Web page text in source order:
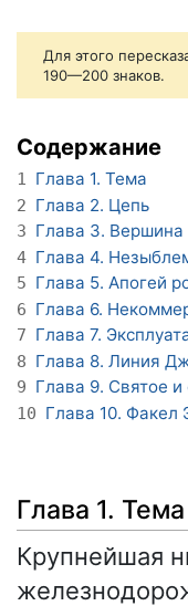
Для этого
190—200 знаков.
Содержание
1 Глава 1. Тема
2 Глава 2. Цепь
3 Глава 3. Вершина
4 Глава 4.
5 Глава 5. Апогей
6 Глава 6.
7 Глава 7.
8 Глава 8. Линия
9 Глава 9. Святое и
10 Глава 10. Факел
Глава 1. Тема
Крупнейшая